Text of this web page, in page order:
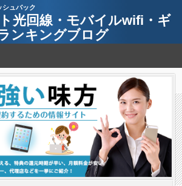
ュバック
光回線・モバイルwifi・ギ
ンキングブログ